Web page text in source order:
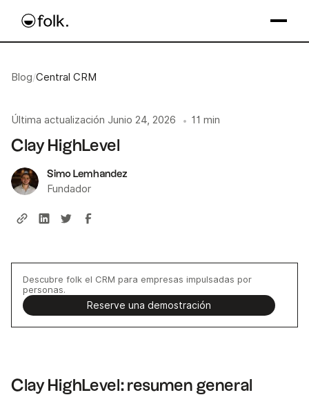
Blog/Central CRM
Última actualización Junio 24, 2026 • 11 min
Clay HighLevel
Simo Lemhandez
Fundador
Descubre folk el CRM para empresas impulsadas por
personas.
Reserve una demostración
Clay HighLevel: resumen general